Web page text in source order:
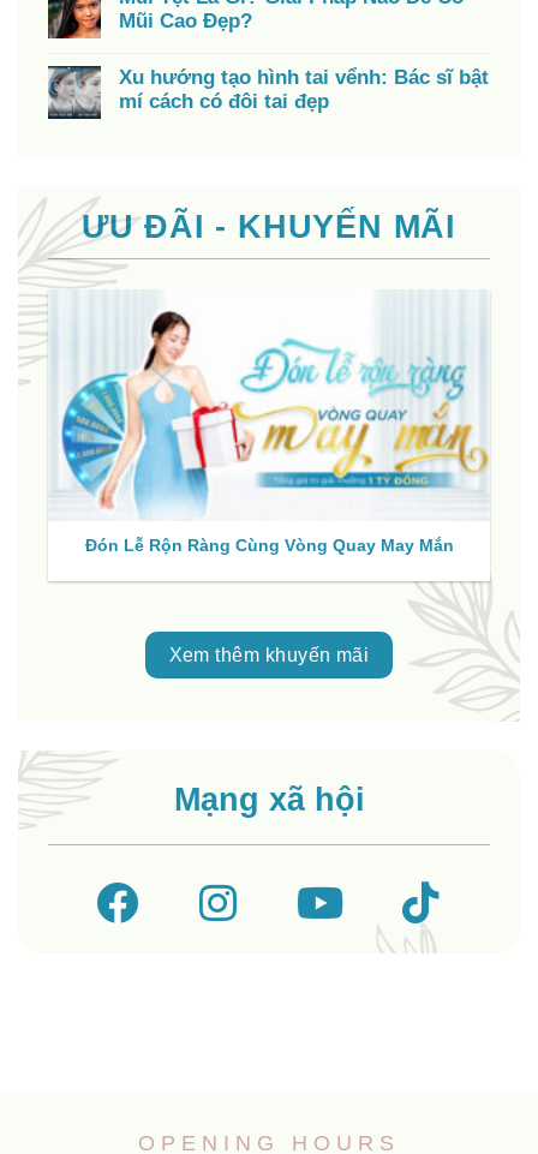
Mũi Cao Đẹp?
Xu hướng tạo hình tai vểnh: Bác sĩ bật
mí cách có đôi tai đẹp
ƯU ĐÃI - KHUYẾN MÃI
Đón Lễ Rộn Ràng Cùng Vòng Quay May Mắn
Xem thêm khuyến mãi
Mạng xã hội
OPENING HOURS